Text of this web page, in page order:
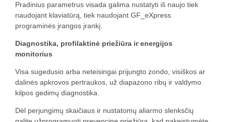
Pradinius parametrus visada galima nustatyti iš naujo tiek
naudojant klaviatūrą, tiek naudojant GF_eXpress
programinės įrangos įrankį.
Diagnostika, profilaktinė priežiūra ir energijos
monitorius
Visa sugedusio arba neteisingai prijungto zondo, visiškos ar
dalinės apkrovos pertraukos, už diapazono ribų ir valdymo
kilpos gedimų diagnostika.
Dėl perjungimų skaičiaus ir nustatomų aliarmo slenksčių